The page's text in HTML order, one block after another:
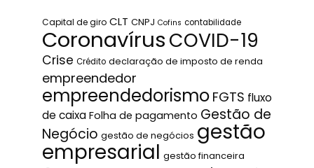
Capital de giro CLT CNPJ Cofins contabilidade
CoronavírusCOVID-19
Crise Crédito declaração de imposto de renda
empreendedor
empreendedorismo FGTS fluxo
de caixa Folha de pagamento Gestão de
Negócio gestão de negócios gestão
empresarial gestão financeira